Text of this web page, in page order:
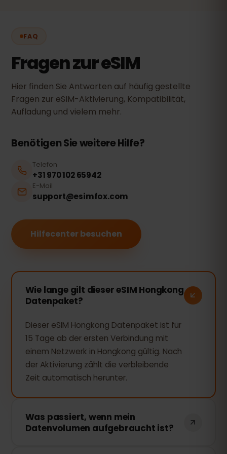
FAQ
Fragen zur eSIM
Hier finden Sie Antworten auf häufig gestellte
Fragen zur eSIM-Aktivierung, Kompatibilität,
Aufladung und vielem mehr.
Benötigen Sie weitere Hilfe?
Telefon
+31 970 102 65942
E-Mail
support@esimfox.com
Hilfecenter besuchen
Wie lange gilt dieser eSIM Hongkong
Datenpaket?
Dieser eSIM Hongkong Datenpaket ist für
15 Tage ab der ersten Verbindung mit
einem Netzwerk in Hongkong gültig. Nach
der Aktivierung zählt die verbleibende
Zeit automatisch herunter.
Was passiert, wenn mein
Datenvolumen aufgebraucht ist?